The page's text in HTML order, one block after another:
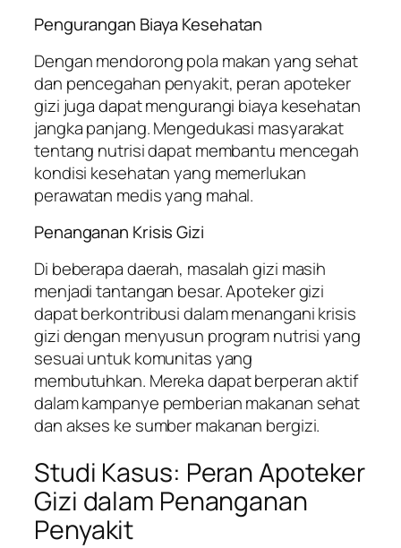
Pengurangan Biaya Kesehatan
Dengan mendorong pola makan yang sehat
dan pencegahan penyakit, peran apoteker
gizi juga dapat mengurangi biaya kesehatan
jangka panjang. Mengedukasi masyarakat
tentang nutrisi dapat membantu mencegah
kondisi kesehatan yang memerlukan
perawatan medis yang mahal.
Penanganan Krisis Gizi
Di beberapa daerah, masalah gizi masih
menjadi tantangan besar. Apoteker gizi
dapat berkontribusi dalam menangani krisis
gizi dengan menyusun program nutrisi yang
sesuai untuk komunitas yang
membutuhkan. Mereka dapat berperan aktif
dalam kampanye pemberian makanan sehat
dan akses ke sumber makanan bergizi.
Studi Kasus: Peran Apoteker
Gizi dalam Penanganan
Penyakit